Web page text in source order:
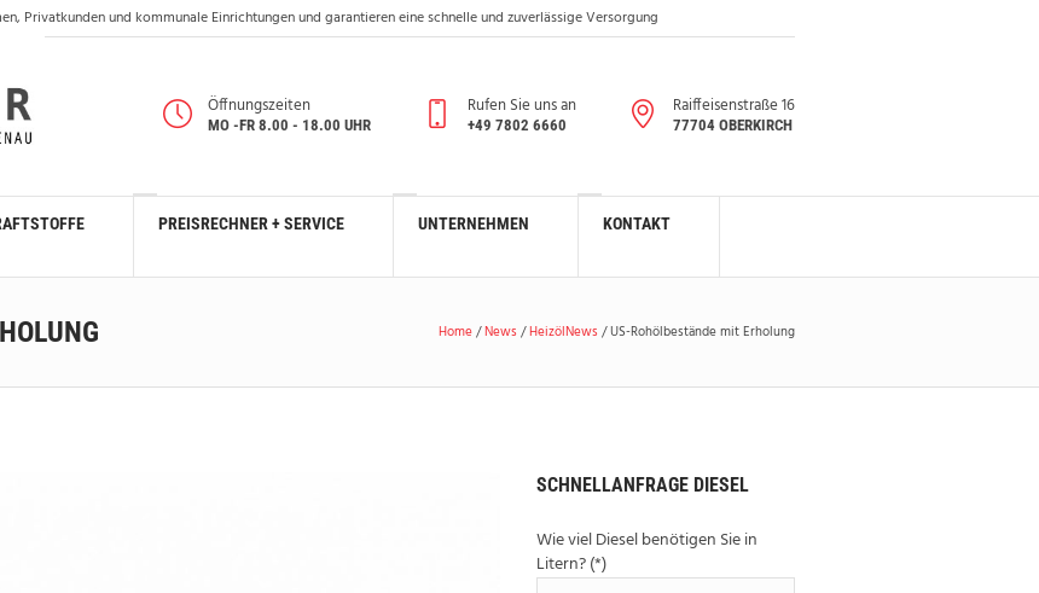
Privatkunden und kommunale Einrichtungen und garantieren eine schnelle und zuverlässige Versorgung
Öffnungszeiten
MO -FR 8.00 - 18.00 UHR
Rufen Sie uns an
+49 7802 6660
Raiffeisenstraße 16
77704 OBERKIRCH
PREISRECHNER + SERVICE UNTERNEHMEN KONTAKT
Home/News /HeizölNews /US-Rohölbestände mit Erholung
SCHNELLANFRAGE DIESEL
Wie viel Diesel benötigen Sie in
Litern? (*)